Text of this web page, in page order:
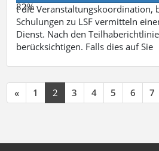
82%
t die Veranstaltungskoordination,
Schulungen zu LSF vermitteln
Dienst. Nach den
berücksichtigen. Falls dies auf Sie
« 1 2 3 4 5 6 7